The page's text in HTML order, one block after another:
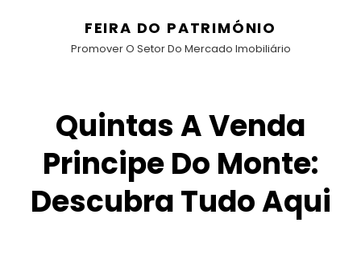
FEIRA DO PATRIMÓNIO
Promover O Setor Do Mercado Imobiliário
Quintas A Venda
Principe Do Monte:
Descubra Tudo Aqui